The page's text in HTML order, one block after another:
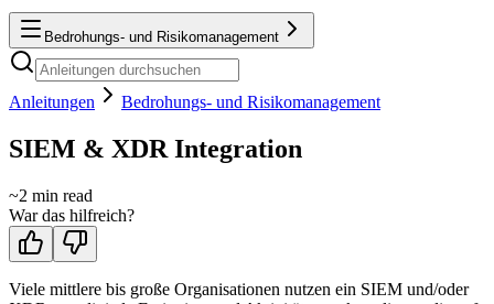
Bedrohungs- und Risikomanagement
Anleitungen Bedrohungs- und Risikomanagement
SIEM & XDR Integration
~2 min read
War das hilfreich?
Viele mittlere bis große Organisationen nutzen ein SIEM und/oder